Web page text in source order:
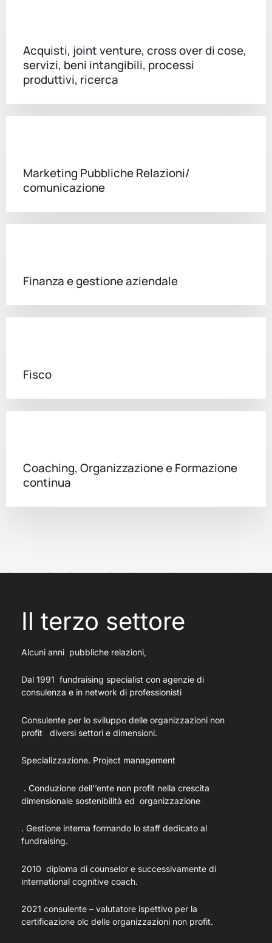
Acquisti, joint venture, cross over di cose,
servizi, beni intangibili, processi
produttivi, ricerca
Marketing Pubbliche Relazioni/
comunicazione
Finanza e gestione aziendale
Fisco
Coaching, Organizzazione e Formazione
continua
Il terzo settore
Alcuni anni pubbliche relazioni,
Dal 1991 fundraising specialist con agenzie di
consulenza e in network di professionisti
Consulente per lo sviluppo delle organizzazioni non
profit diversi settori e dimensioni.
Specializzazione. Project management
. Conduzione dell’’ente non profit nella crescita
dimensionale sostenibilità ed organizzazione
. Gestione interna formando lo staff dedicato al
fundraising.
2010 diploma di counselor e successivamente di
international cognitive coach.
2021 consulente – valutatore ispettivo per la
certificazione olc delle organizzazioni non profit.